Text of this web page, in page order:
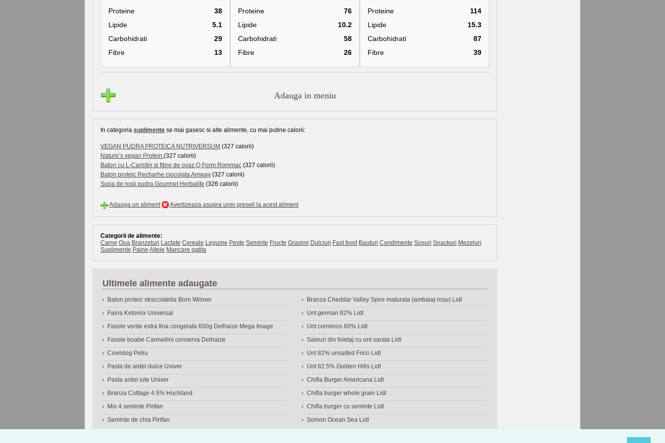
Proteine
38
Lipide
5.1
Carbohidrati
29
Fibre
13
Proteine
76
Lipide
10.2
Carbohidrati
58
Fibre
26
Proteine
114
Lipide
15.3
Carbohidrati
87
Fibre
39
Adauga in meniu
In categoria suplimente se mai gasesc si alte alimente, cu mai putine calorii:
VEGAN PUDRA PROTEICA NUTRIVERSUM (327 calorii)
Nature’s vegan Protein (327 calorii)
Baton cu L-Carnitin si fibre de ovaz Q Form Rommac (327 calorii)
Baton proteic Recharhe ciocolata Amway (327 calorii)
Supa de rosii pudra Gourmet Herbalife (326 calorii)
Adauga un aliment Avertizeaza asupra unei greseli la acest aliment
Categorii de alimente:
Carne Oua Branzeturi Lactate Cereale Legume Peste Seminte Fructe Grasimi Dulciuri Fast food Bauturi Condimente Sosuri Snackuri Mezeluri
Suplimente Paine Altele Mancare gatita
Ultimele alimente adaugate
Baton proteic stracciatella Born Winner
Faina Ketomix Universal
Fasole verde extra fina congelata 600g Delhaize Mega Image
Fasole boabe Cannellini conserva Delhaize
Covridog Petru
Pasta de ardei dulce Univer
Pasta ardei iute Univer
Branza Cottage 4.5% Hochland
Mix 4 seminte Pirifan
Seminte de chia Pirifan
Branza Cheddar Valley Spire maturata (ambalaj rosu) Lidl
Unt german 82% Lidl
Unt creminos 60% Lidl
Saleuri din foietaj cu unt sarata Lidl
Unt 82% unsalted Frico Lidl
Unt 82.5% Golden Hills Lidl
Chifla Burger Americana Lidl
Chifla burger whole grain Lidl
Chifla burger cu seminte Lidl
Somon Ocean Sea Lidl